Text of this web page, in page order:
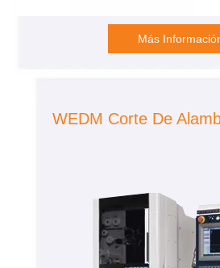
Más
WEDM Corte De